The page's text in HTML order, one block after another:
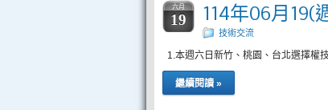
六月
19 114年06月19(
技術交流
1.本週六日新竹、桃園、台北選擇權
繼續閱讀 »